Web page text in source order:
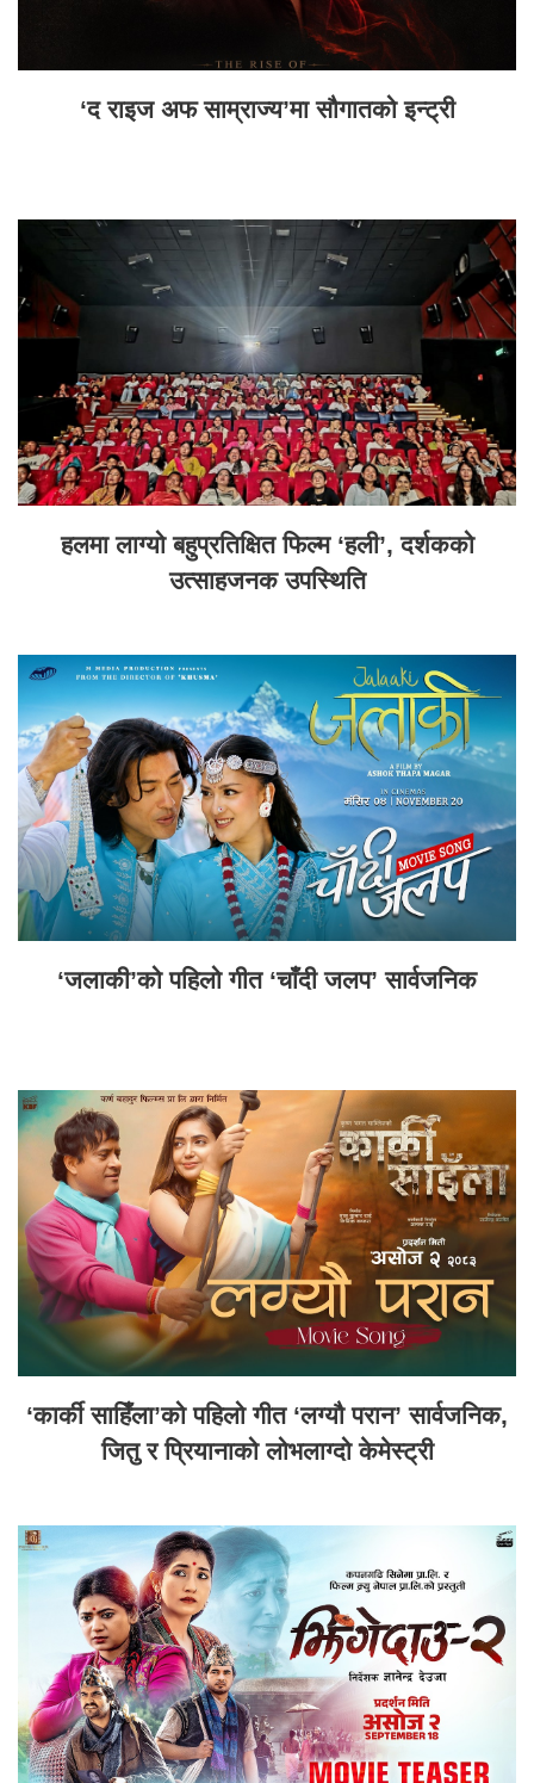
‘द राइज अफ साम्राज्य’मा सौगातको इन्ट्री
हलमा लाग्यो बहुप्रतिक्षित फिल्म ‘हली’, दर्शकको
उत्साहजनक उपस्थिति
‘जलाकी’को पहिलो गीत ‘चाँदी जलप’ सार्वजनिक
‘कार्की साहिँला’को पहिलो गीत ‘लग्यौ परान’ सार्वजनिक,
जितु र प्रियानाको लोभलाग्दो केमेस्ट्री